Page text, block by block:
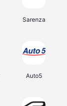
Sarenza
Auto5